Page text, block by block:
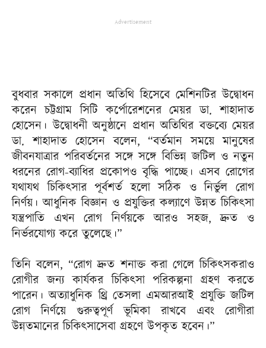
Advertisement
বুধবার সকালে প্রধান অতিথি হিসেবে মেশিনটির উদ্বোধন
করেন চট্টগ্রাম সিটি কর্পোরেশনের মেয়র ডা. শাহাদাত
হোসেন। উদ্বোধনী অনুষ্ঠানে প্রধান অতিথির বক্তব্যে মেয়র
ডা. শাহাদাত হোসেন বলেন, “বর্তমান সময়ে মানুষের
জীবনযাত্রার পরিবর্তনের সঙ্গে সঙ্গে বিভিন্ন জটিল ও নতুন
ধরনের রোগ-ব্যাধির প্রকোপও বৃদ্ধি পাচ্ছে। এসব রোগের
যথাযথ চিকিৎসার পূর্বশর্ত হলো সঠিক ও নির্ভুল রোগ
নির্ণয়। আধুনিক বিজ্ঞান ও প্রযুক্তির কল্যাণে উন্নত চিকিৎসা
যন্ত্রপাতি এখন রোগ নির্ণয়কে আরও সহজ, দ্রুত ও
নির্ভরযোগ্য করে তুলেছে।”
তিনি বলেন, “রোগ দ্রুত শনাক্ত করা গেলে চিকিৎসকরাও
রোগীর জন্য কার্যকর চিকিৎসা পরিকল্পনা গ্রহণ করতে
পারেন। অত্যাধুনিক থ্রি তেসলা এমআরআই প্রযুক্তি জটিল
রোগ নির্ণয়ে গুরুত্বপূর্ণ ভূমিকা রাখবে এবং রোগীরা
উন্নতমানের চিকিৎসাসেবা গ্রহণে উপকৃত হবেন।”